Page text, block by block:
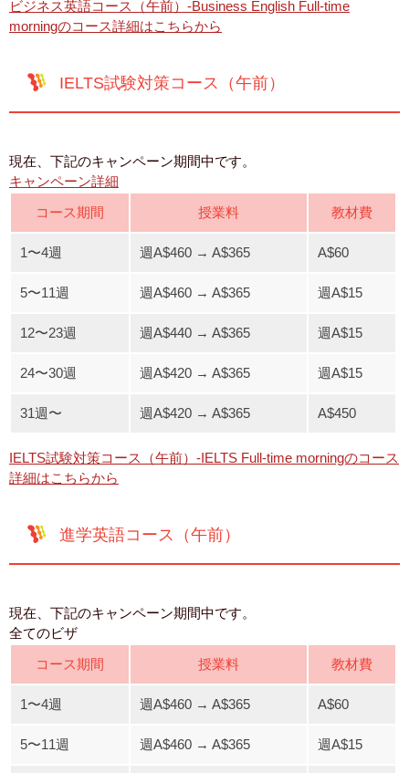
ビジネス英語コース（午前）-Business English Full-time
morningのコース詳細はこちらから
IELTS試験対策コース（午前）
現在、下記のキャンペーン期間中です。
キャンペーン詳細
コース期間
授業料 教材費
1〜4週 週A$460 → A$365 A$60
5〜11週 週A$460 → A$365 週A$15
12〜23週 週A$440 → A$365 週A$15
24〜30週 週A$420 → A$365 週A$15
31週〜 週A$420 → A$365 A$450
IELTS試験対策コース（午前）-IELTS Full-time morningのコース
詳細はこちらから
進学英語コース（午前）
現在、下記のキャンペーン期間中です。
全てのビザ
コース期間
授業料 教材費
1〜4週 週A$460 → A$365 A$60
5〜11週 週A$460 → A$365 週A$15